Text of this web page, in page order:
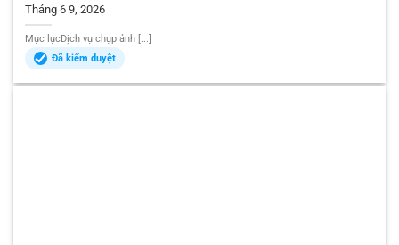
Tháng 6 9, 2026
Mục lụcDịch vụ chụp ảnh [...]
Đã kiểm duyệt